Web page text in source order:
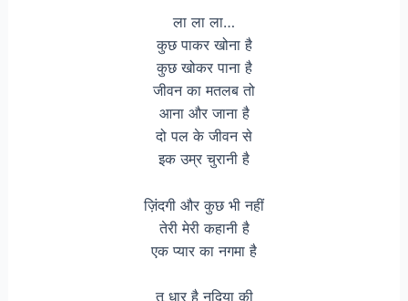
ला ला ला…
कुछ पाकर खोना है
कुछ खोकर पाना है
जीवन का मतलब तो
आना और जाना है
दो पल के जीवन से
इक उम्र चुरानी है
ज़िंदगी और कुछ भी नहीं
तेरी मेरी कहानी है
एक प्यार का नगमा है
तू धार है नदिया की